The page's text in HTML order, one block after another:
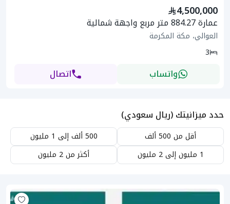
4,500,000
عمارة 884.27 متر مربع واجهة شمالية
العوالي، مكة المكرمة
3
واتساب اتصال
حدد ميزانيتك (ريال سعودي)
أقل من 500 ألف
500 ألف إلى 1 مليون
1 مليون إلى 2 مليون
أكثر من 2 مليون